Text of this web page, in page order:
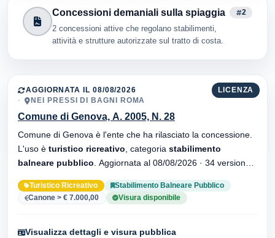
Concessioni demaniali sulla spiaggia
2 concessioni attive che regolano stabilimenti,
attività e strutture autorizzate sul tratto di costa.
2
LICENZA
AGGIORNATA IL 08/08/2026
NEI PRESSI DI BAGNI ROMA
Comune di Genova, A. 2005, N. 28
Comune di Genova è l'ente che ha rilasciato la concessione.
L'uso è turistico ricreativo , categoria stabilimento
balneare pubblico
Turistico Ricreativo
Stabilimento Balneare Pubblico
Canone > € 7.000,00
Visura disponibile
Visualizza dettagli e visura pubblica